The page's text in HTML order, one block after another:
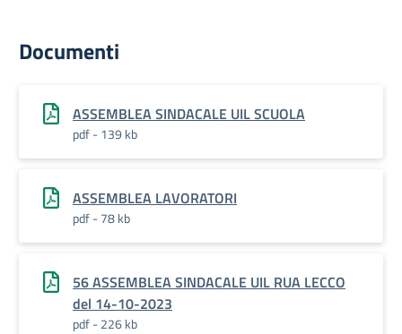
Documenti
ASSEMBLEA SINDACALE UIL SCUOLA
pdf - 139 kb
ASSEMBLEA LAVORATORI
pdf - 78 kb
56 ASSEMBLEA SINDACALE UIL RUA LECCO
del 14-10-2023
pdf - 226 kb